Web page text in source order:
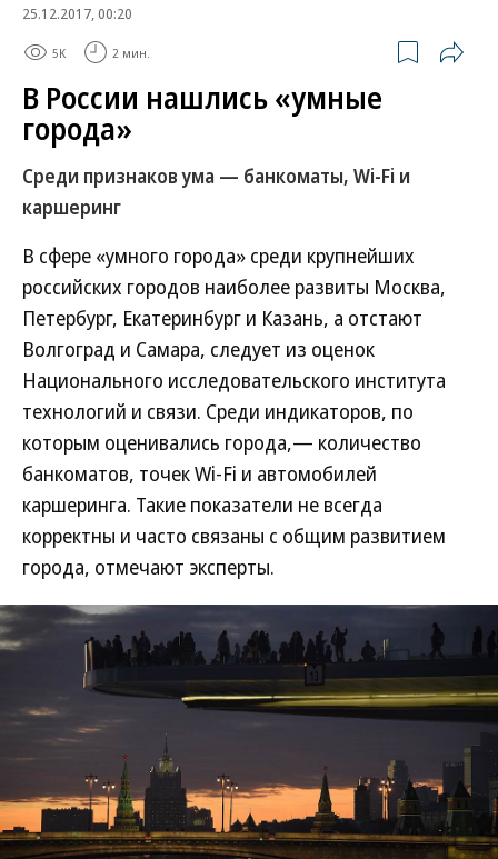
25.12.2017, 00:20
5K 2 мин.
В России нашлись «умные
города»
Среди признаков ума — банкоматы, Wi-Fi и
каршеринг
В сфере «умного города» среди крупнейших
российских городов наиболее развиты Москва,
Петербург, Екатеринбург и Казань, а отстают
Волгоград и Самара, следует из оценок
Национального исследовательского института
технологий и связи. Среди индикаторов, по
которым оценивались города,— количество
банкоматов, точек Wi-Fi и автомобилей
каршеринга. Такие показатели не всегда
корректны и часто связаны с общим развитием
города, отмечают эксперты.